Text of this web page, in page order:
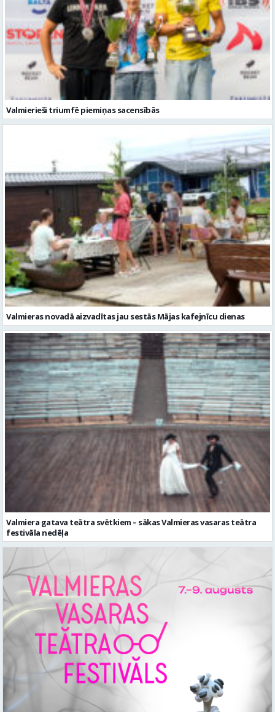
Valmierieši triumfē piemiņas sacensībās
Valmieras novadā aizvadītas jau sestās Mājas kafejnīcu dienas
Valmiera gatava teātra svētkiem – sākas Valmieras vasaras teātra
festivāla nedēļa